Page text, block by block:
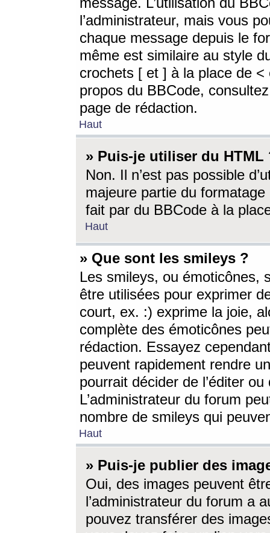
l’administrateur, mais vous
chaque message depuis le
même est similaire au style
crochets [ et ] à la place de <
propos du BBCode,
page de rédaction.
Haut
» Puis-je utiliser du HTML
Non. Il n’est pas possible
majeure partie du
fait par du BBCode à la
Haut
» Que sont les smileys ?
Les smileys, ou émoticônes,
être utilisées pour exprimer
court, ex. :) exprime la joie,
complète des émoticônes
rédaction. Essayez
peuvent rapidement rendre
pourrait décider de l’éditer
L’administrateur du forum
nombre de smileys qui
Haut
» Puis-je publier des
Oui, des images peuvent
l’administrateur du forum a
pouvez transférer des